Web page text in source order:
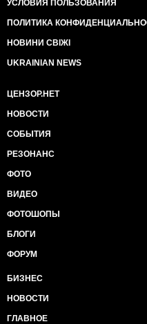
УСЛОВИЯ ПОЛЬЗОВАНИЯ
ПОЛИТИКА
НОВИНИ СВІЖІ
UKRAINIAN NEWS
ЦЕНЗОР.НЕТ
НОВОСТИ
СОБЫТИЯ
РЕЗОНАНС
ФОТО
ВИДЕО
ФОТОШОПЫ
БЛОГИ
ФОРУМ
БИЗНЕС
НОВОСТИ
ГЛАВНОЕ